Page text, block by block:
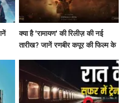
क्या है 'रामायण' की रिलीज़ की नई
तारीख? जानें रणबीर कपूर की फिल्म के